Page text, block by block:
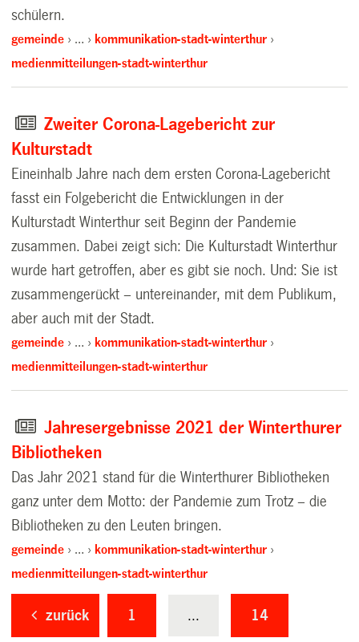
schülern.
gemeinde …
kommunikation-stadt-winterthur
medienmitteilungen-stadt-winterthur
Zweiter Corona-Lagebericht zur
Kulturstadt
Eineinhalb Jahre nach dem ersten Corona-Lagebericht
fasst ein Folgebericht die Entwicklungen in der
Kulturstadt Winterthur seit Beginn der Pandemie
zusammen. Dabei zeigt sich: Die Kulturstadt Winterthur
wurde hart getroffen, aber es gibt sie noch. Und: Sie ist
zusammengerückt – untereinander, mit dem Publikum,
aber auch mit der Stadt.
gemeinde …
kommunikation-stadt-winterthur
medienmitteilungen-stadt-winterthur
Jahresergebnisse 2021 der Winterthurer
Bibliotheken
Das Jahr 2021 stand für die Winterthurer Bibliotheken
ganz unter dem Motto: der Pandemie zum Trotz – die
Bibliotheken zu den Leuten bringen.
gemeinde …
kommunikation-stadt-winterthur
medienmitteilungen-stadt-winterthur
zurück 1 ... 14